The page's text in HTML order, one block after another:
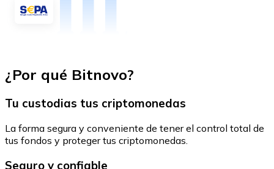
¿Por qué Bitnovo?
Tu custodias tus criptomonedas
La forma segura y conveniente de tener el control total de
tus fondos y proteger tus criptomonedas.
Seguro y confiable